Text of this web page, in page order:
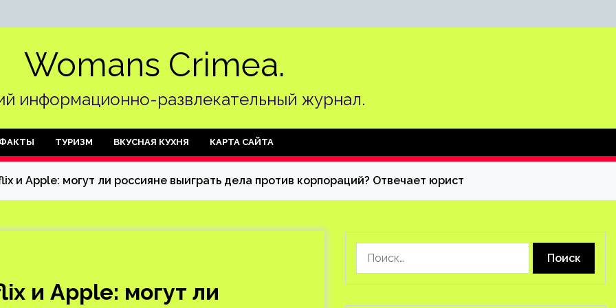
Womans Crimea.
информационно-развлекательный журнал.
ФАКТЫ ТУРИЗМ ВКУСНАЯ КУХНЯ КАРТА САЙТА
и Apple: могут ли россияне выиграть дела против корпораций? Отвечает юрист
и Apple: могут ли